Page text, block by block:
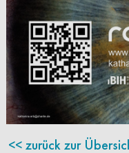
zurück zur